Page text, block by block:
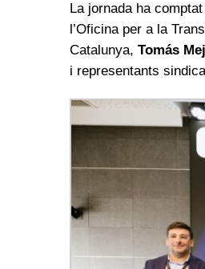
La jornada ha
l’Oficina per a la
Catalunya, Tomás
i representants